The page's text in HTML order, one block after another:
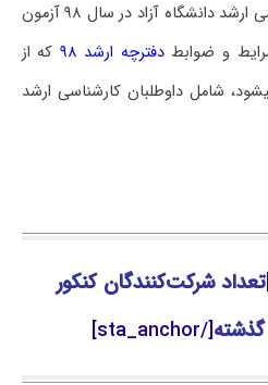
بنابراین، جهت پذیرش کارشناسی ارشد دانشگاه آزاد در سال ۹۸ آزمون
و ضوابط دفترچه ارشد ۹۸
که از
سوی سازمان سنجش منتشر می‎شود، شامل داوطلبان کارشناسی ارشد
تعداد شرکت‌کنندگان کنکور
[/sta_anchor]